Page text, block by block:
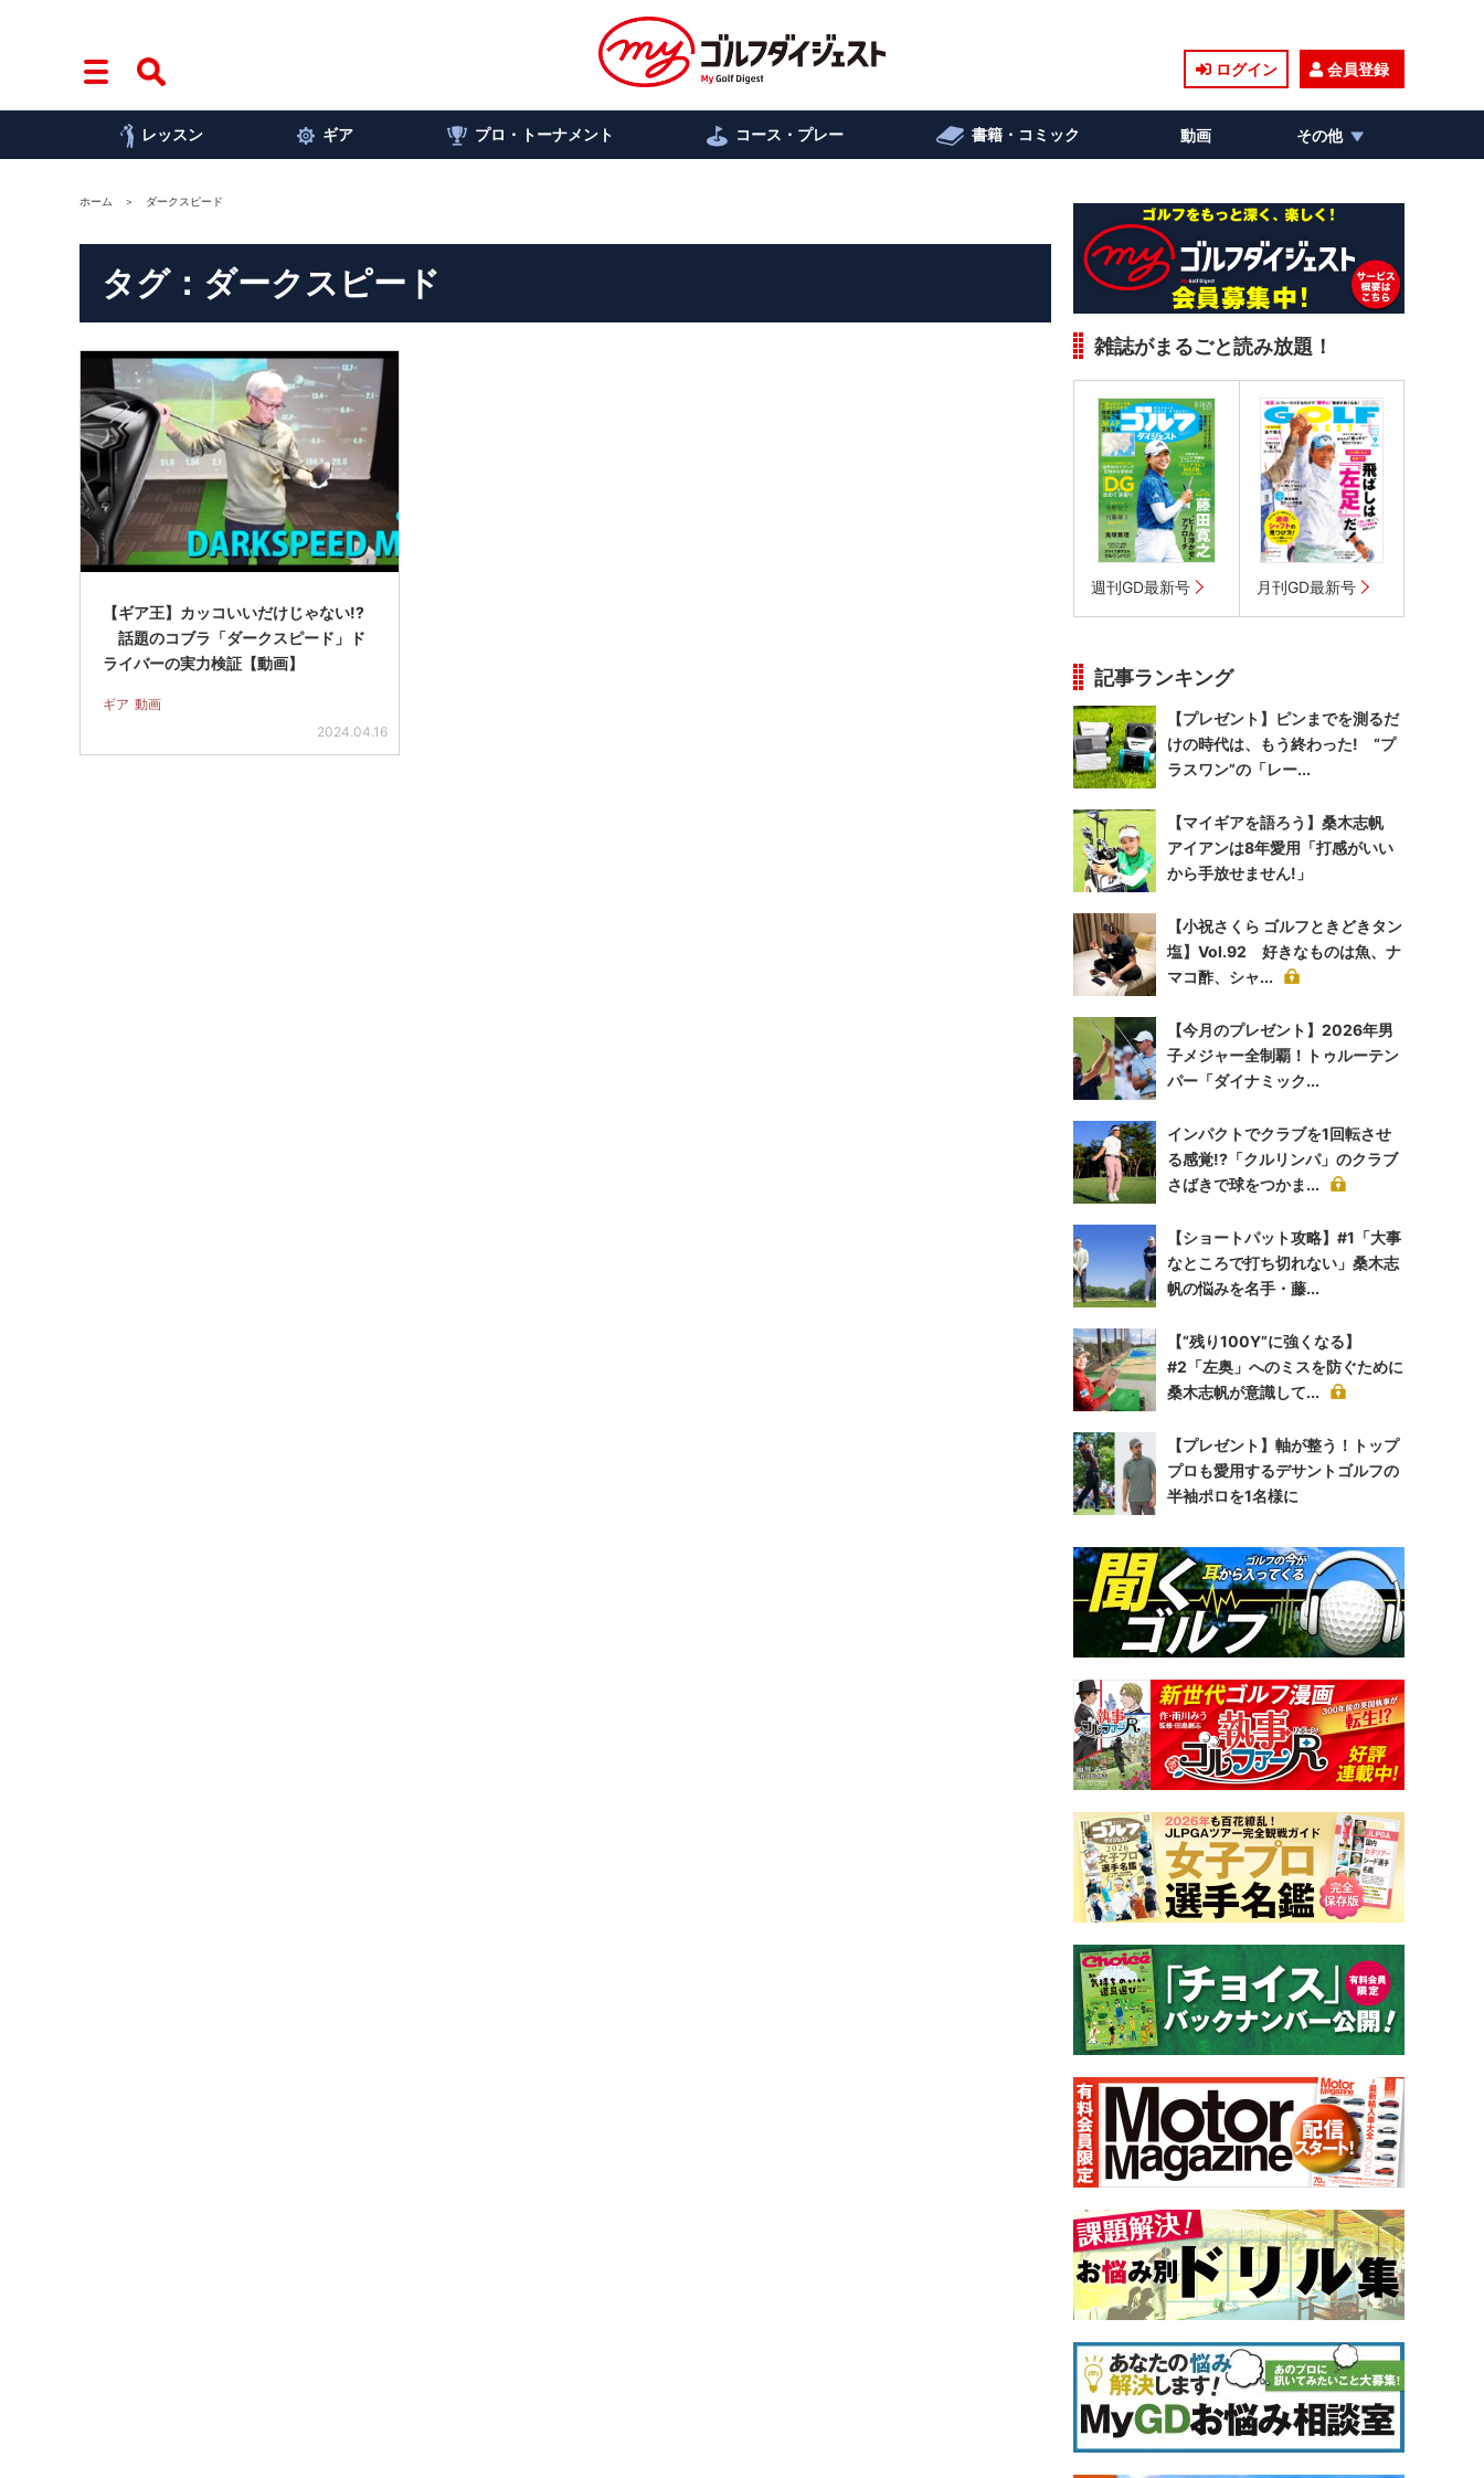
ログイン 会員登録
レッスン ギア プロ・トーナメント コース・プレー 書籍・コミック 動画 その他
ホーム ダークスピード
タグ：ダークスピード
【ギア王】カッコいいだけじゃない!?
話題のコブラ「ダークスピード」ド
ライバーの実力検証【動画】
ギア 動画
2024.04.16
雑誌がまるごと読み放題！
週刊GD最新号 月刊GD最新号
記事ランキング
【プレゼント】ピンまでを測るだ
けの時代は、もう終わった! “プ
ラスワン”の「レー...
【マイギアを語ろう】桑木志帆
アイアンは8年愛用「打感がいい
から手放せません!」
【小祝さくら ゴルフときどきタン
塩】Vol.92 好きなものは魚、ナ
マコ酢、シャ...
【今月のプレゼント】2026年男
子メジャー全制覇！トゥルーテン
パー「ダイナミック...
インパクトでクラブを1回転させ
る感覚!?「クルリンパ」のクラブ
さばきで球をつかま...
【ショートパット攻略】#1「大事
なところで打ち切れない」桑木志
帆の悩みを名手・藤...
【“残り100Y”に強くなる】
#2「左奥」へのミスを防ぐために
桑木志帆が意識して...
【プレゼント】軸が整う！トップ
プロも愛用するデサントゴルフの
半袖ポロを1名様に